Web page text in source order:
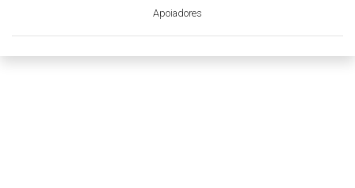
Apoiadores